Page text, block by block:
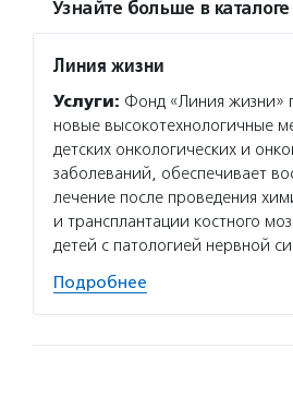
Узнайте больше в
Линия жизни
Услуги: Фонд «Линия жизни»
новые высокотехнологичные
детских онкологических и
заболеваний, обеспечивает
лечение после проведения
и трансплантации костного
детей с патологией нервной
Подробнее